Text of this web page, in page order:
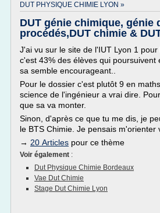
DUT PHYSIQUE CHIMIE LYON »
DUT génie chimique, génie
procédés,DUT chimie &
J'ai vu sur le site de l'IUT Lyon 1
c'est 43% des élèves qui poursuivent
sa semble encourageant..
Pour le dossier c'est plutôt 9 en
science de l'ingénieur a vrai dire.
que sa va monter.
Sinon, d'après ce que tu me dis, je
le BTS Chimie. Je pensais m'orienter
→ 20 Articles pour ce thème
Voir également :
Dut Physique Chimie Bordeaux
Vae Dut Chimie
Stage Dut Chimie Lyon